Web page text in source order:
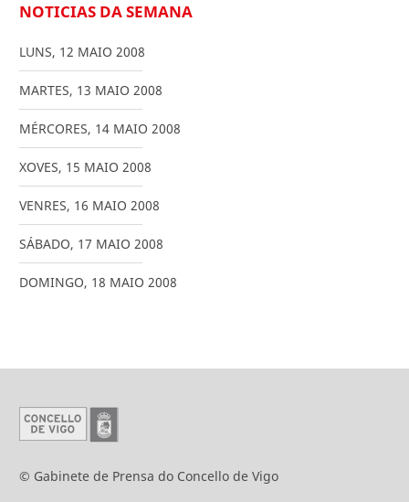
NOTICIAS DA SEMANA
LUNS, 12 MAIO 2008
MARTES, 13 MAIO 2008
MÉRCORES, 14 MAIO 2008
XOVES, 15 MAIO 2008
VENRES, 16 MAIO 2008
SÁBADO, 17 MAIO 2008
DOMINGO, 18 MAIO 2008
© Gabinete de Prensa do Concello de Vigo